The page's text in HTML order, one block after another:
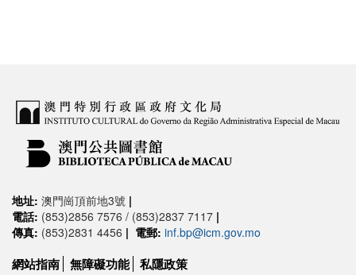
地址: 澳門崗頂前地3號 |
電話: (853)2856 7576 / (853)2837 7117 |
傳真: (853)2831 4456 | 電郵: inf.bp@icm.gov.mo
網站指南 無障礙功能 私隱政策